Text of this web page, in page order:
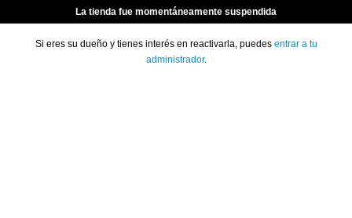
La tienda fue momentáneamente suspendida
Si eres su dueño y tienes interés en reactivarla, puedes entrar a tu
administrador.